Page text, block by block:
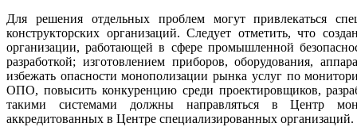
Для решения отдельных проблем могут привлекаться
конструкторских организаций. Следует отметить, что
организации, работающей в сфере промышленной
разработкой; изготовлением приборов, оборудования,
избежать опасности монополизации рынка услуг по
ОПО, повысить конкуренцию среди проектировщиков,
такими системами должны направляться в Центр
аккредитованных в Центре специализированных организаций.